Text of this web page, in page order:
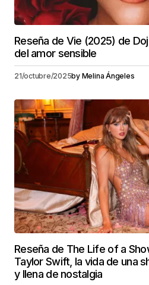
Reseña de Vie (2025) de
del amor sensible
21/octubre/2025by Melina Ángeles
Reseña de The Life of a
Taylor Swift, la vida de una
y llena de nostalgia